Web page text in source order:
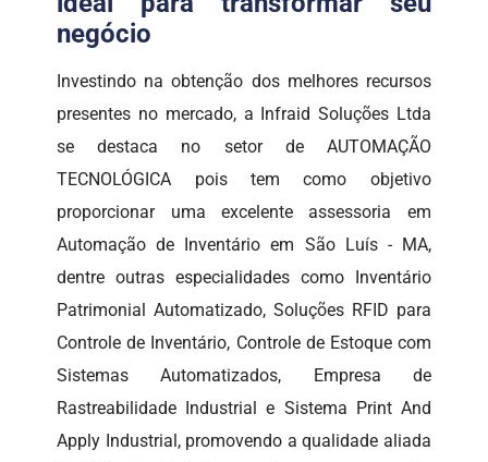
negócio
Investindo na obtenção dos melhores recursos
presentes no mercado, a Infraid Soluções Ltda
se destaca no setor de AUTOMAÇÃO
TECNOLÓGICA pois tem como objetivo
proporcionar uma excelente assessoria em
Automação de Inventário em São Luís - MA,
dentre outras especialidades como Inventário
Patrimonial Automatizado, Soluções RFID para
Controle de Inventário, Controle de Estoque com
Sistemas Automatizados, Empresa de
Rastreabilidade Industrial e Sistema Print And
Apply Industrial, promovendo a qualidade aliada